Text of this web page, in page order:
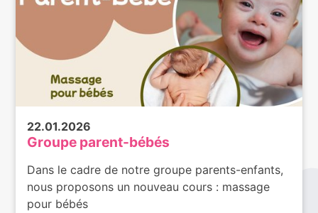
22.01.2026
Groupe parent-bébés
Dans le cadre de notre groupe parents-enfants,
nous proposons un nouveau cours : massage
pour bébés